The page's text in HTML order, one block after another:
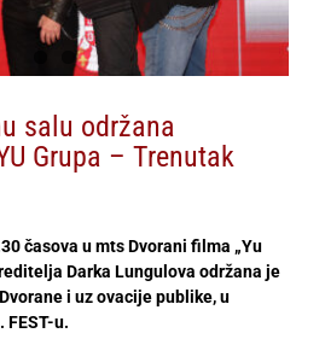
salu održana
Grupa – Trenutak
časova u mts Dvorani filma „Yu
Darka Lungulova održana je
i uz ovacije publike, u
FEST-u.